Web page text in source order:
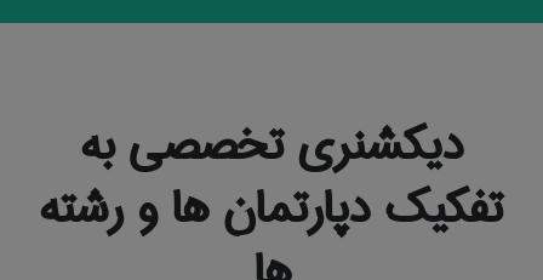
دیکشنری تخصصی به
تفکیک دپارتمان ها و رشته